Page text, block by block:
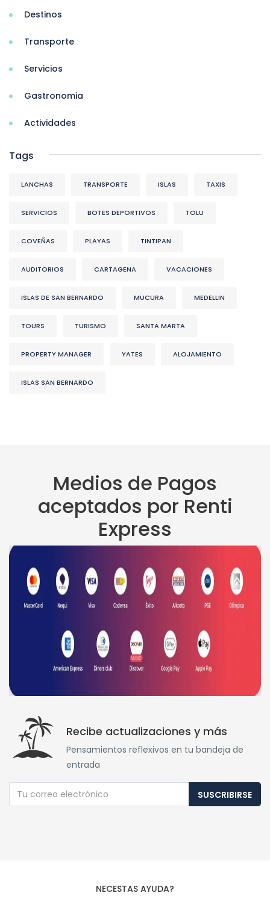
Destinos
Transporte
Servicios
Gastronomia
Actividades
Tags
LANCHAS TRANSPORTE ISLAS TAXIS
SERVICIOS BOTES DEPORTIVOS TOLU
COVEÑAS PLAYAS TINTIPAN
AUDITORIOS CARTAGENA VACACIONES
ISLAS DE SAN BERNARDO MUCURA MEDELLIN
TOURS TURISMO SANTA MARTA
PROPERTY MANAGER YATES ALOJAMIENTO
ISLAS SAN BERNARDO
Medios de Pagos
aceptados por Renti
Express
Recibe actualizaciones y más
Pensamientos reflexivos en tu bandeja de
entrada
SUSCRIBIRSE
NECESTAS AYUDA?